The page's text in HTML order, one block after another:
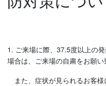
1. ご来場に際、37.5度以上の
場合は、ご来場の自粛をお願い
また、症状が見られるお客